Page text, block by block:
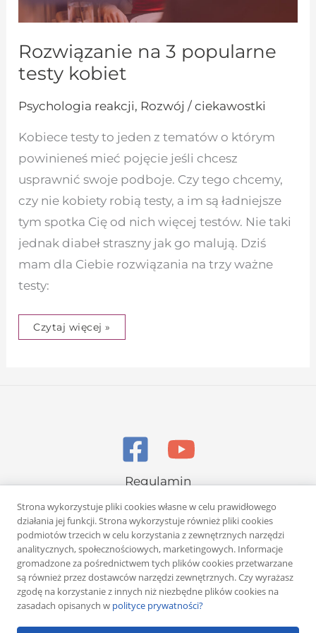
Rozwiązanie na 3 popularne
testy kobiet
Psychologia reakcji, Rozwój / ciekawostki
Kobiece testy to jeden z tematów o którym
powinieneś mieć pojęcie jeśli chcesz
usprawnić swoje podboje. Czy tego chcemy,
czy nie kobiety robią testy, a im są ładniejsze
tym spotka Cię od nich więcej testów. Nie taki
jednak diabeł straszny jak go malują. Dziś
mam dla Ciebie rozwiązania na trzy ważne
testy:
Czytaj więcej »
Regulamin
Polityka prywatności
Copyright © 2026 Rafał Żuber
Strona wykorzystuje pliki cookies własne w celu prawidłowego
działania jej funkcji. Strona wykorzystuje również pliki cookies
podmiotów trzecich w celu korzystania z zewnętrznych narzędzi
analitycznych, społecznościowych, marketingowych. Informacje
gromadzone za pośrednictwem tych plików cookies przetwarzane
są również przez dostawców narzędzi zewnętrznych. Czy wyrażasz
zgodę na korzystanie z innych niż niezbędne plików cookies na
zasadach opisanych w polityce prywatności?